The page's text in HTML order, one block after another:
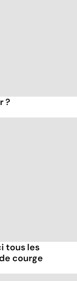
?
tous les
courge